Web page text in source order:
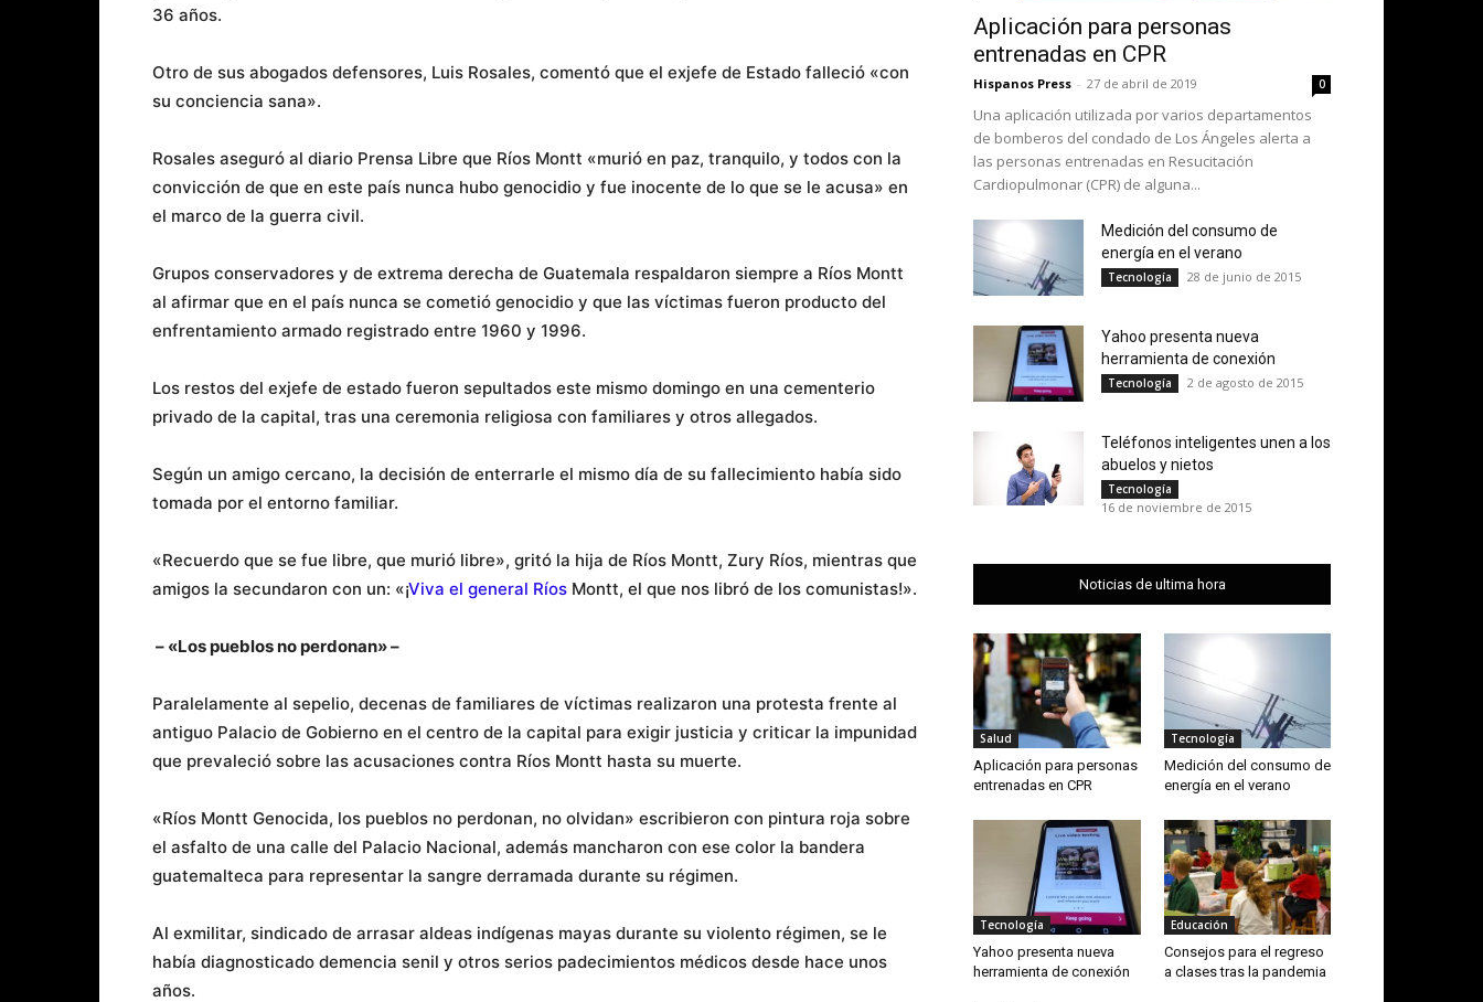
36 años.
Otro de sus abogados defensores, Luis Rosales, comentó que el exjefe de Estado falleció «con
su conciencia sana».
Rosales aseguró al diario Prensa Libre que Ríos Montt «murió en paz, tranquilo, y todos con la
convicción de que en este país nunca hubo genocidio y fue inocente de lo que se le acusa» en
el marco de la guerra civil.
Grupos conservadores y de extrema derecha de Guatemala respaldaron siempre a Ríos Montt
al afirmar que en el país nunca se cometió genocidio y que las víctimas fueron producto del
enfrentamiento armado registrado entre 1960 y 1996.
Los restos del exjefe de estado fueron sepultados este mismo domingo en una cementerio
privado de la capital, tras una ceremonia religiosa con familiares y otros allegados.
Según un amigo cercano, la decisión de enterrarle el mismo día de su fallecimiento había sido
tomada por el entorno familiar.
«Recuerdo que se fue libre, que murió libre», gritó la hija de Ríos Montt, Zury Ríos, mientras que
amigos la secundaron con un: «¡Viva el general Ríos Montt, el que nos libró de los comunistas!».
– «Los pueblos no perdonan» –
Paralelamente al sepelio, decenas de familiares de víctimas realizaron una protesta frente al
antiguo Palacio de Gobierno en el centro de la capital para exigir justicia y criticar la impunidad
que prevaleció sobre las acusaciones contra Ríos Montt hasta su muerte.
«Ríos Montt Genocida, los pueblos no perdonan, no olvidan» escribieron con pintura roja sobre
el asfalto de una calle del Palacio Nacional, además mancharon con ese color la bandera
guatemalteca para representar la sangre derramada durante su régimen.
Al exmilitar, sindicado de arrasar aldeas indígenas mayas durante su violento régimen, se le
había diagnosticado demencia senil y otros serios padecimientos médicos desde hace unos
años.
Aplicación para personas
entrenadas en CPR
Hispanos Press - 27 de abril de 2019 0
Una aplicación utilizada por varios departamentos
de bomberos del condado de Los Ángeles alerta a
las personas entrenadas en Resucitación
Cardiopulmonar (CPR) de alguna...
Medición del consumo de
energía en el verano
Tecnología 28 de junio de 2015
Yahoo presenta nueva
herramienta de conexión
Tecnología 2 de agosto de 2015
Teléfonos inteligentes unen a los
abuelos y nietos
Tecnología
16 de noviembre de 2015
Noticias de ultima hora
Salud
Aplicación para personas
entrenadas en CPR
Tecnología
Medición del consumo de
energía en el verano
Tecnología
Yahoo presenta nueva
herramienta de conexión
Educación
Consejos para el regreso
a clases tras la pandemia